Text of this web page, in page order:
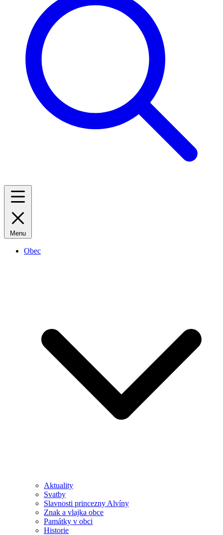
Menu
Obec
Aktuality
Svatby
Slavnosti princezny Alvíny
Znak a vlajka obce
Památky v obci
Historie